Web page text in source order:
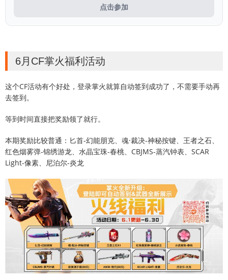
点击参加
6月CF掌火福利活动
这个CF活动有个好处，登录掌火就算自动签到成功了，不需要手动再
去签到。
等到时间直接把奖励领了就行。
本期奖励比较普通：匕首-幻能朋克、魂·裁决-神秘按键、王者之石、
红色烟雾弹-锦绣游龙、水晶宝珠-春桃、CBJMS-蒸汽钟表、SCAR
Light-像素、尼泊尔-炎龙